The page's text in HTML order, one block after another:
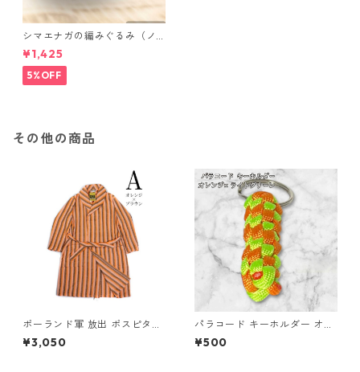
シマエナガの編みぐるみ（ノ
ーマル）
¥1,425
5%OFF
その他の商品
ポーランド軍 放出 ポスピタル
ガウン ストライプ A オレンジ
×ブラウン 176サイズ 未使用
¥3,050
パラコード キーホルダー オレ
ンジ ライトグリーン 編み込み
s25
¥500